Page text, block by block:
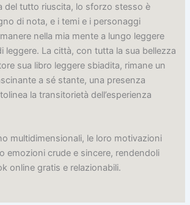
del tutto riuscita, lo sforzo stesso è
di nota, e i temi e i personaggi
nella mia mente a lungo leggere
leggere. La città, con tutta la sua bellezza
sua libro leggere sbiadita, rimane un
a sé stante, una presenza
la transitorietà dell’esperienza
multidimensionali, le loro motivazioni
emozioni crude e sincere, rendendoli
online gratis e relazionabili.